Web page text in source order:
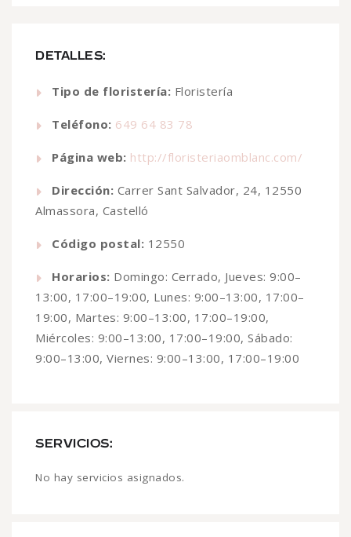
DETALLES:
Tipo de floristería: Floristería
Teléfono: 649 64 83 78
Página web: http://floristeriaomblanc.com/
Dirección: Carrer Sant Salvador, 24, 12550
Almassora, Castelló
Código postal: 12550
Horarios: Domingo: Cerrado, Jueves: 9:00–
13:00, 17:00–19:00, Lunes: 9:00–13:00, 17:00–
19:00, Martes: 9:00–13:00, 17:00–19:00,
Miércoles: 9:00–13:00, 17:00–19:00, Sábado:
9:00–13:00, Viernes: 9:00–13:00, 17:00–19:00
SERVICIOS:
No hay servicios asignados.